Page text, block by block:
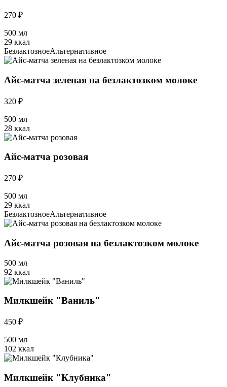
270 ₽
500 мл
29 ккал
БезлактозноеАльтернативное
Айс-матча зеленая на безлактозком молоке
320 ₽
500 мл
28 ккал
Айс-матча розовая
270 ₽
500 мл
29 ккал
БезлактозноеАльтернативное
Айс-матча розовая на безлактозком молоке
500 мл
92 ккал
Милкшейк "Ваниль"
450 ₽
500 мл
102 ккал
Милкшейк "Клубника"